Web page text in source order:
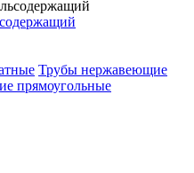
Трубы нержавеющие
прямоугольные